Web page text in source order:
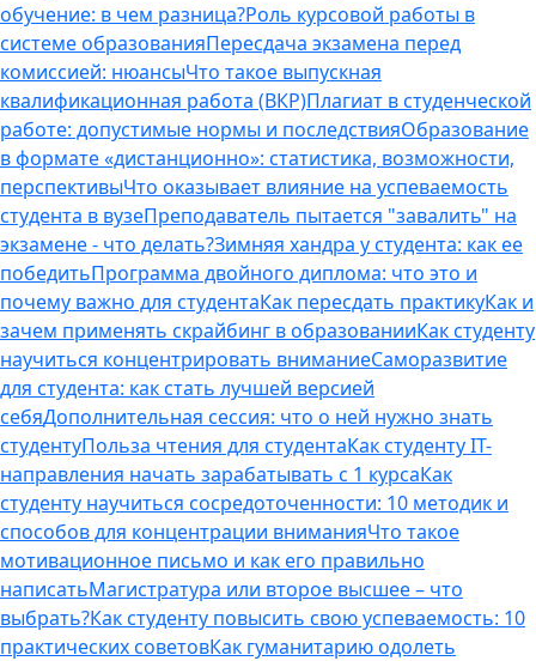
обучение: в чем разница?Роль курсовой работы в
системе образованияПересдача экзамена перед
комиссией: нюансыЧто такое выпускная
квалификационная работа (ВКР)Плагиат в студенческой
работе: допустимые нормы и последствияОбразование
в формате «дистанционно»: статистика, возможности,
перспективыЧто оказывает влияние на успеваемость
студента в вузеПреподаватель пытается "завалить" на
экзамене - что делать?Зимняя хандра у студента: как ее
победитьПрограмма двойного диплома: что это и
почему важно для студентаКак пересдать практикуКак и
зачем применять скрайбинг в образованииКак студенту
научиться концентрировать вниманиеСаморазвитие
для студента: как стать лучшей версией
себяДополнительная сессия: что о ней нужно знать
студентуПольза чтения для студентаКак студенту IT-
направления начать зарабатывать с 1 курсаКак
студенту научиться сосредоточенности: 10 методик и
способов для концентрации вниманияЧто такое
мотивационное письмо и как его правильно
написатьМагистратура или второе высшее – что
выбрать?Как студенту повысить свою успеваемость: 10
практических советовКак гуманитарию одолеть